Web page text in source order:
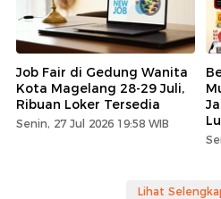
Job Fair di Gedung Wanita
Kota Magelang 28-29 Juli,
Ribuan Loker Tersedia
Senin, 27 Jul 2026 19:58 WIB
Lihat